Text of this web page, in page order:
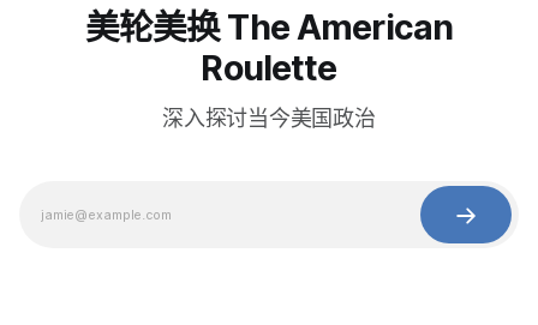
美轮美换 The American
Roulette
深入探讨当今美国政治